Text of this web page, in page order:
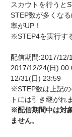
スカウトを行うと
STEP数が多くな
率がUP！
※STEP4を実行す
配信期間:2017/12/
2017/12/24(日)
12/31(日) 23:59
※STEP数は上記の
トには引き継がれ
※配信期間中は対
ません。